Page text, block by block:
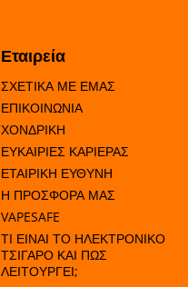
Εταιρεία
ΣΧΕΤΙΚΑ ΜΕ ΕΜΑΣ
ΕΠΙΚΟΙΝΩΝΙΑ
ΧΟΝΔΡΙΚΗ
ΕΥΚΑΙΡΙΕΣ ΚΑΡΙΕΡΑΣ
ΕΤΑΙΡΙΚΗ ΕΥΘΥΝΗ
Η ΠΡΟΣΦΟΡΑ ΜΑΣ
VAPESAFE
ΤΙ ΕΙΝΑΙ ΤΟ ΗΛΕΚΤΡΟΝΙΚΟ
ΤΣΙΓΑΡΟ ΚΑΙ ΠΩΣ
ΛΕΙΤΟΥΡΓΕΙ;